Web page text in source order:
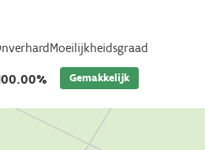
Moeilijkheidsgraad
Gemakkelijk